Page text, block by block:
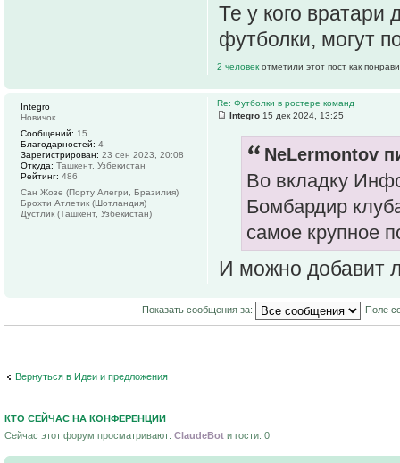
Те у кого
футболки, могут
2 человек отметили этот пост как
Re: Футболки в ростере команд
Integro 15 дек 2024, 13:25
NeLermontov
Во вкладку
Бомбардир
самое крупное
И можно добавит
Integro
Новичок
Сообщений: 15
Благодарностей: 4
Зарегистрирован: 23 сен 2023, 20:08
Откуда: Ташкент, Узбекистан
Рейтинг: 486
Сан Жозе (Порту Алегри, Бразилия)
Брохти Атлетик (Шотландия)
Дустлик (Ташкент, Узбекистан)
Показать сообщения за: Поле
Вернуться в Идеи и предложения
КТО СЕЙЧАС НА КОНФЕРЕНЦИИ
Сейчас этот форум просматривают: ClaudeBot и гости: 0